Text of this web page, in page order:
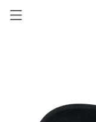
已加入購物車